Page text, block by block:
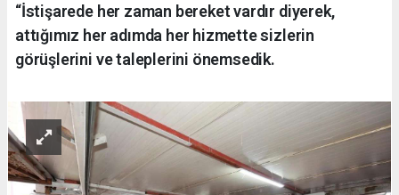
“İstişarede her zaman bereket vardır diyerek,
attığımız her adımda her hizmette sizlerin
görüşlerini ve taleplerini önemsedik.